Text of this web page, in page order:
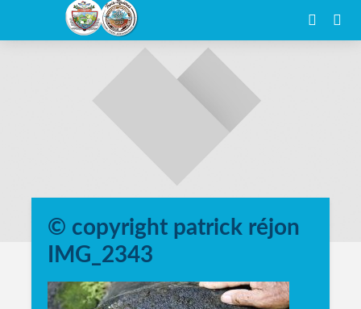
© copyright patrick réjon
IMG_2343